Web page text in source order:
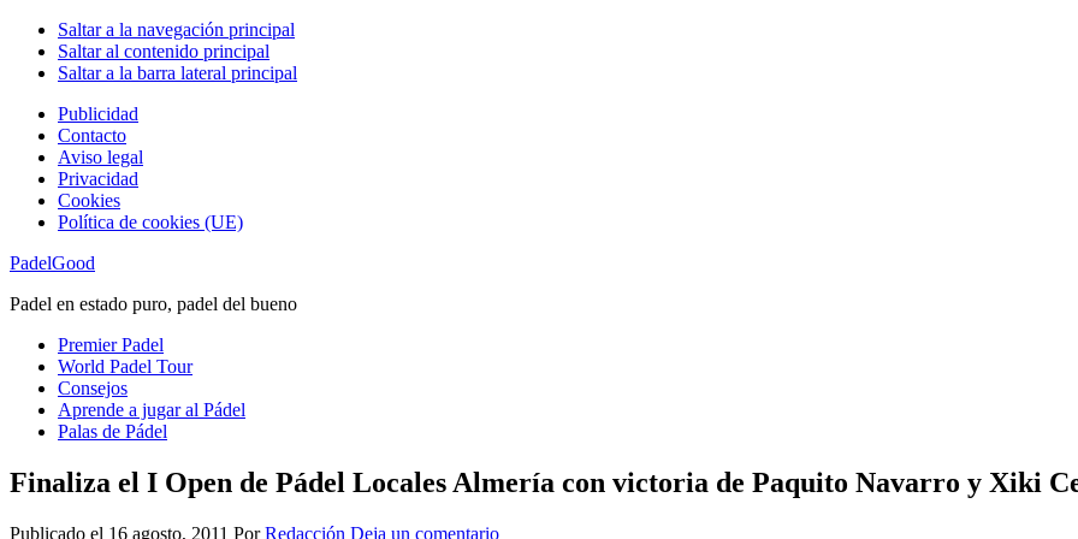
Saltar a la navegación principal
Saltar al contenido principal
Saltar a la barra lateral principal
Publicidad
Contacto
Aviso legal
Privacidad
Cookies
Política de cookies (UE)
PadelGood
Padel en estado puro, padel del bueno
Premier Padel
World Padel Tour
Consejos
Aprende a jugar al Pádel
Palas de Pádel
Finaliza el I Open de Pádel Locales Almería con victoria de Paquito Navarro y Xiki
Publicado el 16 agosto, 2011 PorRedacción Deja un comentario